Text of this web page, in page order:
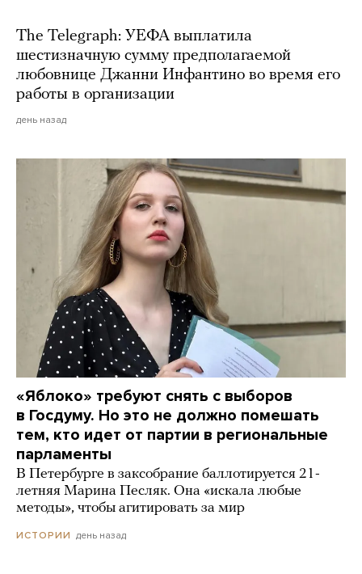
The Telegraph: УЕФА выплатила
шестизначную сумму предполагаемой
любовнице Джанни Инфантино во время его
работы в организации
день назад
«Яблоко» требуют снять с выборов
в Госдуму. Но это не должно помешать
тем, кто идет от партии в региональные
парламенты
В Петербурге в заксобрание баллотируется 21-
летняя Марина Песляк. Она «искала любые
методы», чтобы агитировать за мир
ИСТОРИИ день назад